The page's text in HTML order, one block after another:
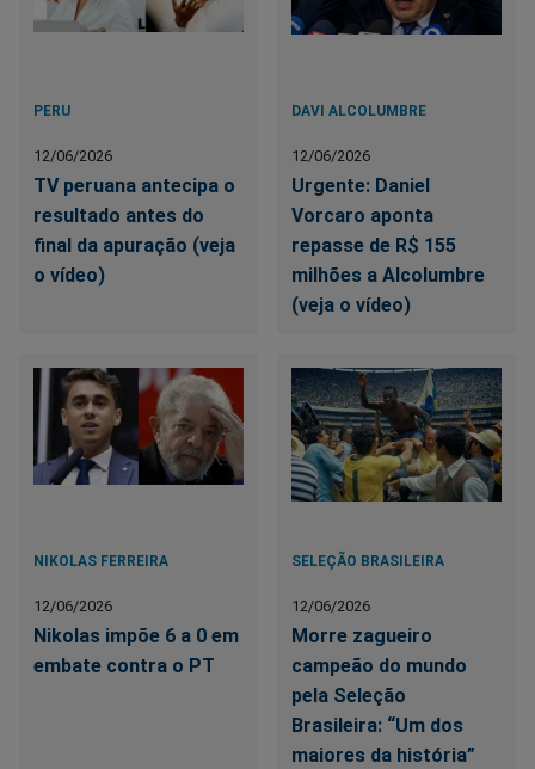
PERU
12/06/2026
TV peruana antecipa o
resultado antes do
final da apuração (veja
o vídeo)
DAVI ALCOLUMBRE
12/06/2026
Urgente: Daniel
Vorcaro aponta
repasse de R$ 155
milhões a Alcolumbre
(veja o vídeo)
NIKOLAS FERREIRA
12/06/2026
Nikolas impõe 6 a 0 em
embate contra o PT
SELEÇÃO BRASILEIRA
12/06/2026
Morre zagueiro
campeão do mundo
pela Seleção
Brasileira: “Um dos
maiores da história”